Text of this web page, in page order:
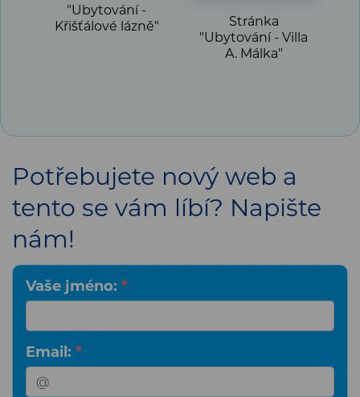
"Ubytování -
Křišťálové lázně"
Stránka
"Ubytování - Villa
A. Málka"
Potřebujete nový web a
tento se vám líbí? Napište
nám!
Vaše jméno: *
Email: *